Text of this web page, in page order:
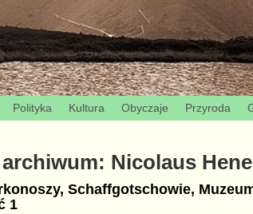
Polityka Kultura Obyczaje Przyroda
Nicolaus
Schaffgotschowie,
1